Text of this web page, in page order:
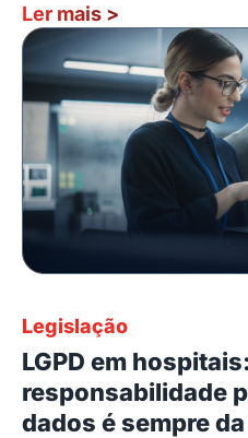
Ler mais >
Legislação
LGPD em
responsabilidade
dados é sempre